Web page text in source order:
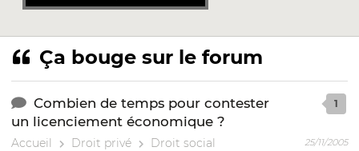
Ça bouge sur le forum
Combien de temps pour contester
un licenciement économique ?
Accueil Droit privé Droit social
1
25/11/2005